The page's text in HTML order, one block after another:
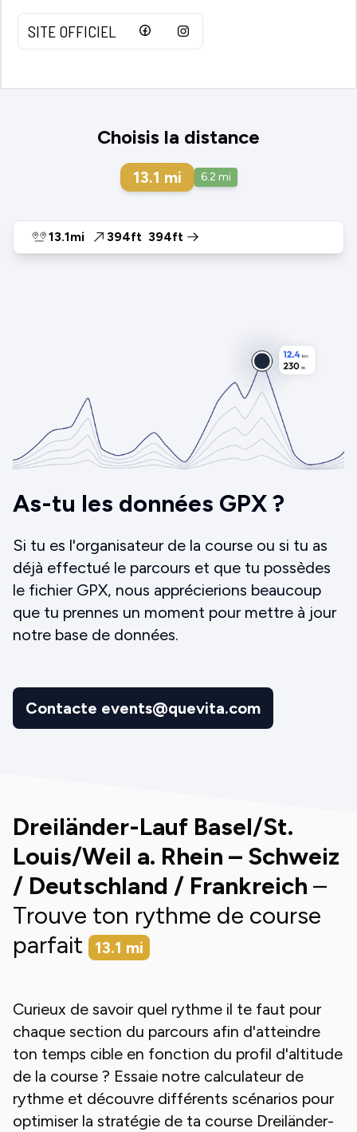
SITE OFFICIEL
Choisis la distance
13.1 mi 6.2 mi
13.1mi 394ft 394ft
As-tu les données GPX ?
Si tu es l'organisateur de la course ou si tu as
déjà effectué le parcours et que tu possèdes
le fichier GPX, nous apprécierions beaucoup
que tu prennes un moment pour mettre à jour
notre base de données.
Contacte events@quevita.com
Dreiländer-Lauf Basel/St.
Louis/Weil a. Rhein – Schweiz
/ Deutschland / Frankreich –
Trouve ton rythme de course
parfait
13.1 mi
Curieux de savoir quel rythme il te faut pour
chaque section du parcours afin d'atteindre
ton temps cible en fonction du profil d'altitude
de la course ? Essaie notre calculateur de
rythme et découvre différents scénarios pour
optimiser la stratégie de ta course Dreiländer-